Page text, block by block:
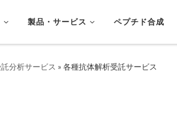
製品・サービス ペプチド合成
分析サービス » 各種抗体解析受託サービス